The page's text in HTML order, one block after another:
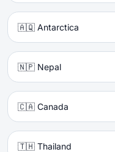
🇦🇶 Antarctica
🇳🇵 Nepal
🇨🇦 Canada
🇹🇭 Thailand